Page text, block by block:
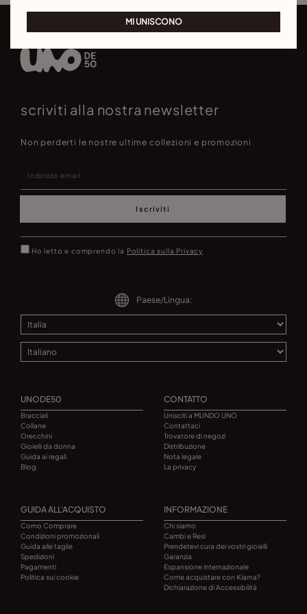
scriviti alla nostra newsletter
Non perderti le nostre ultime collezioni e promozioni
Iscriviti
Ho letto e comprendo la Politica sulla Privacy
Paese/Lingua:
UNODE50
Bracciali
Collane
Orecchini
Gioielli da donna
Guida ai regali
Blog
CONTATTO
Unisciti a MUNDO UNO
Contattaci
Trovatore di negozi
Distribuzione
Nota legale
La privacy
GUIDA ALL'ACQUISTO
Como Comprare
Condizioni promozionali
Guida alle taglie
Spedizioni
Pagamenti
Politica sui cookie
INFORMAZIONE
Chi siamo
Cambi e Resi
Prendetevi cura dei vostri gioielli
Garanzia
Espansione internazionale
Come acquistare con Klarna?
Dichiarazione di Accessibilità
MI UNISCONO